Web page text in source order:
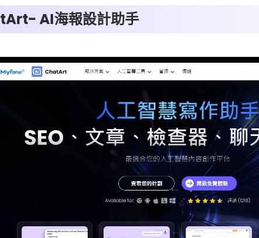
AI海報設計助手